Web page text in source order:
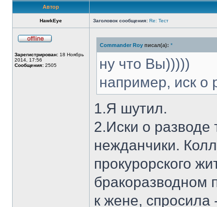
Автор
HawkEye Заголовок сообщения: Re: Тест
сети
Зарегистрирован: 18 Ноябрь
2014, 17:56
Сообщения: 2505
Commander Roy писал(а): *
ну что Вы)))))
например, иск о
1.Я шутил.
2.Иски о
нежданчики.
прокурорского
бракоразводном
к жене, спросила